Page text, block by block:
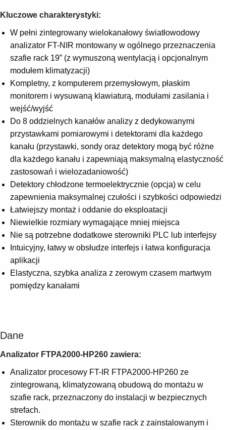
Kluczowe charakterystyki:
W pełni zintegrowany wielokanałowy światłowodowy
analizator FT-NIR montowany w ogólnego przeznaczenia
szafie rack 19” (z wymuszoną wentylacją i opcjonalnym
modułem klimatyzacji)
Kompletny, z komputerem przemysłowym, płaskim
monitorem i wysuwaną klawiaturą, modułami zasilania i
wejść/wyjść
Do 8 oddzielnych kanałów analizy z dedykowanymi
przystawkami pomiarowymi i detektorami dla każdego
kanału (przystawki, sondy oraz detektory mogą być różne
dla każdego kanału i zapewniają maksymalną elastyczność
zastosowań i wielozadaniowość)
Detektory chłodzone termoelektrycznie (opcja) w celu
zapewnienia maksymalnej czułości i szybkości odpowiedzi
Łatwiejszy montaż i oddanie do eksploatacji
Niewielkie rozmiary wymagające mniej miejsca
Nie są potrzebne dodatkowe sterowniki PLC lub interfejsy
Intuicyjny, łatwy w obsłudze interfejs i łatwa konfiguracja
aplikacji
Elastyczna, szybka analiza z zerowym czasem martwym
pomiędzy kanałami
Dane
Analizator FTPA2000-HP260 zawiera:
Analizator procesowy FT-IR FTPA2000-HP260 ze
zintegrowaną, klimatyzowaną obudową do montażu w
szafie rack, przeznaczony do instalacji w bezpiecznych
strefach.
Sterownik do montażu w szafie rack z zainstalowanym i